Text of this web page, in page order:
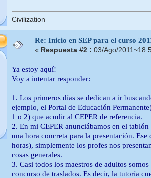
Civilization
Re: Inicio en SEP para el curso
« Respuesta #2 : 03/Ago/
Ya estoy aquí!
Voy a intentar responder:
1. Los primeros días se dedican a ir
ejemplo, el Portal de Educación
1 o 2) que acudir al CEPER de referencia.
2. En mi CEPER anunciábamos en el
una hora concreta para la presentación.
horas), simplemente los profes nos
cosas generales.
3. Casi todos los maestros de adultos
concurso de traslados. Es decir, la tutoría